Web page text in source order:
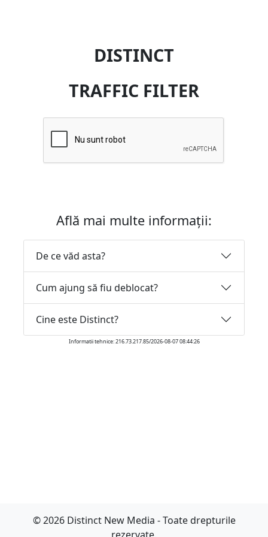
DISTINCT
TRAFFIC FILTER
Află mai multe informații:
De ce văd asta?
Cum ajung să fiu deblocat?
Cine este Distinct?
Informatii tehnice: 216.73.217.85/2026-08-07 08:44:26
© 2026 Distinct New Media - Toate drepturile